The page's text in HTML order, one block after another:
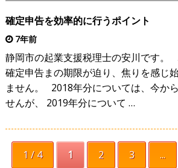
確定申告を効率的に行うポイント
7年前
静岡市の起業支援税理士の安川です。
確定申告まの期限が迫り、焦りを感じ
ません。 2018年分については、今か
せんが、 2019年分について …
1 / 4 1 2 3 ...